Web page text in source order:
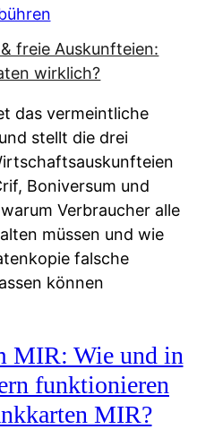
das vermeintliche
stellt die drei
Boniversum und
Verbraucher alle
müssen und wie
falsche
können
MIR: Wie und in
funktionieren
MIR?